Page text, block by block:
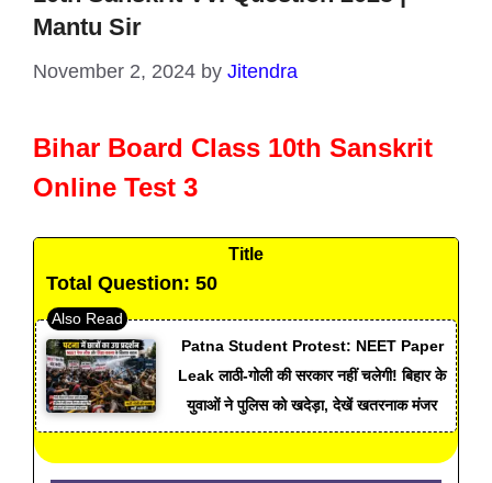
Mantu Sir
November 2, 2024 by Jitendra
Bihar Board Class 10th Sanskrit
Online Test 3
Title
Total Question: 50
Patna Student Protest: NEET Paper
Leak लाठी-गोली की सरकार नहीं चलेगी! बिहार के
युवाओं ने पुलिस को खदेड़ा, देखें खतरनाक मंजर